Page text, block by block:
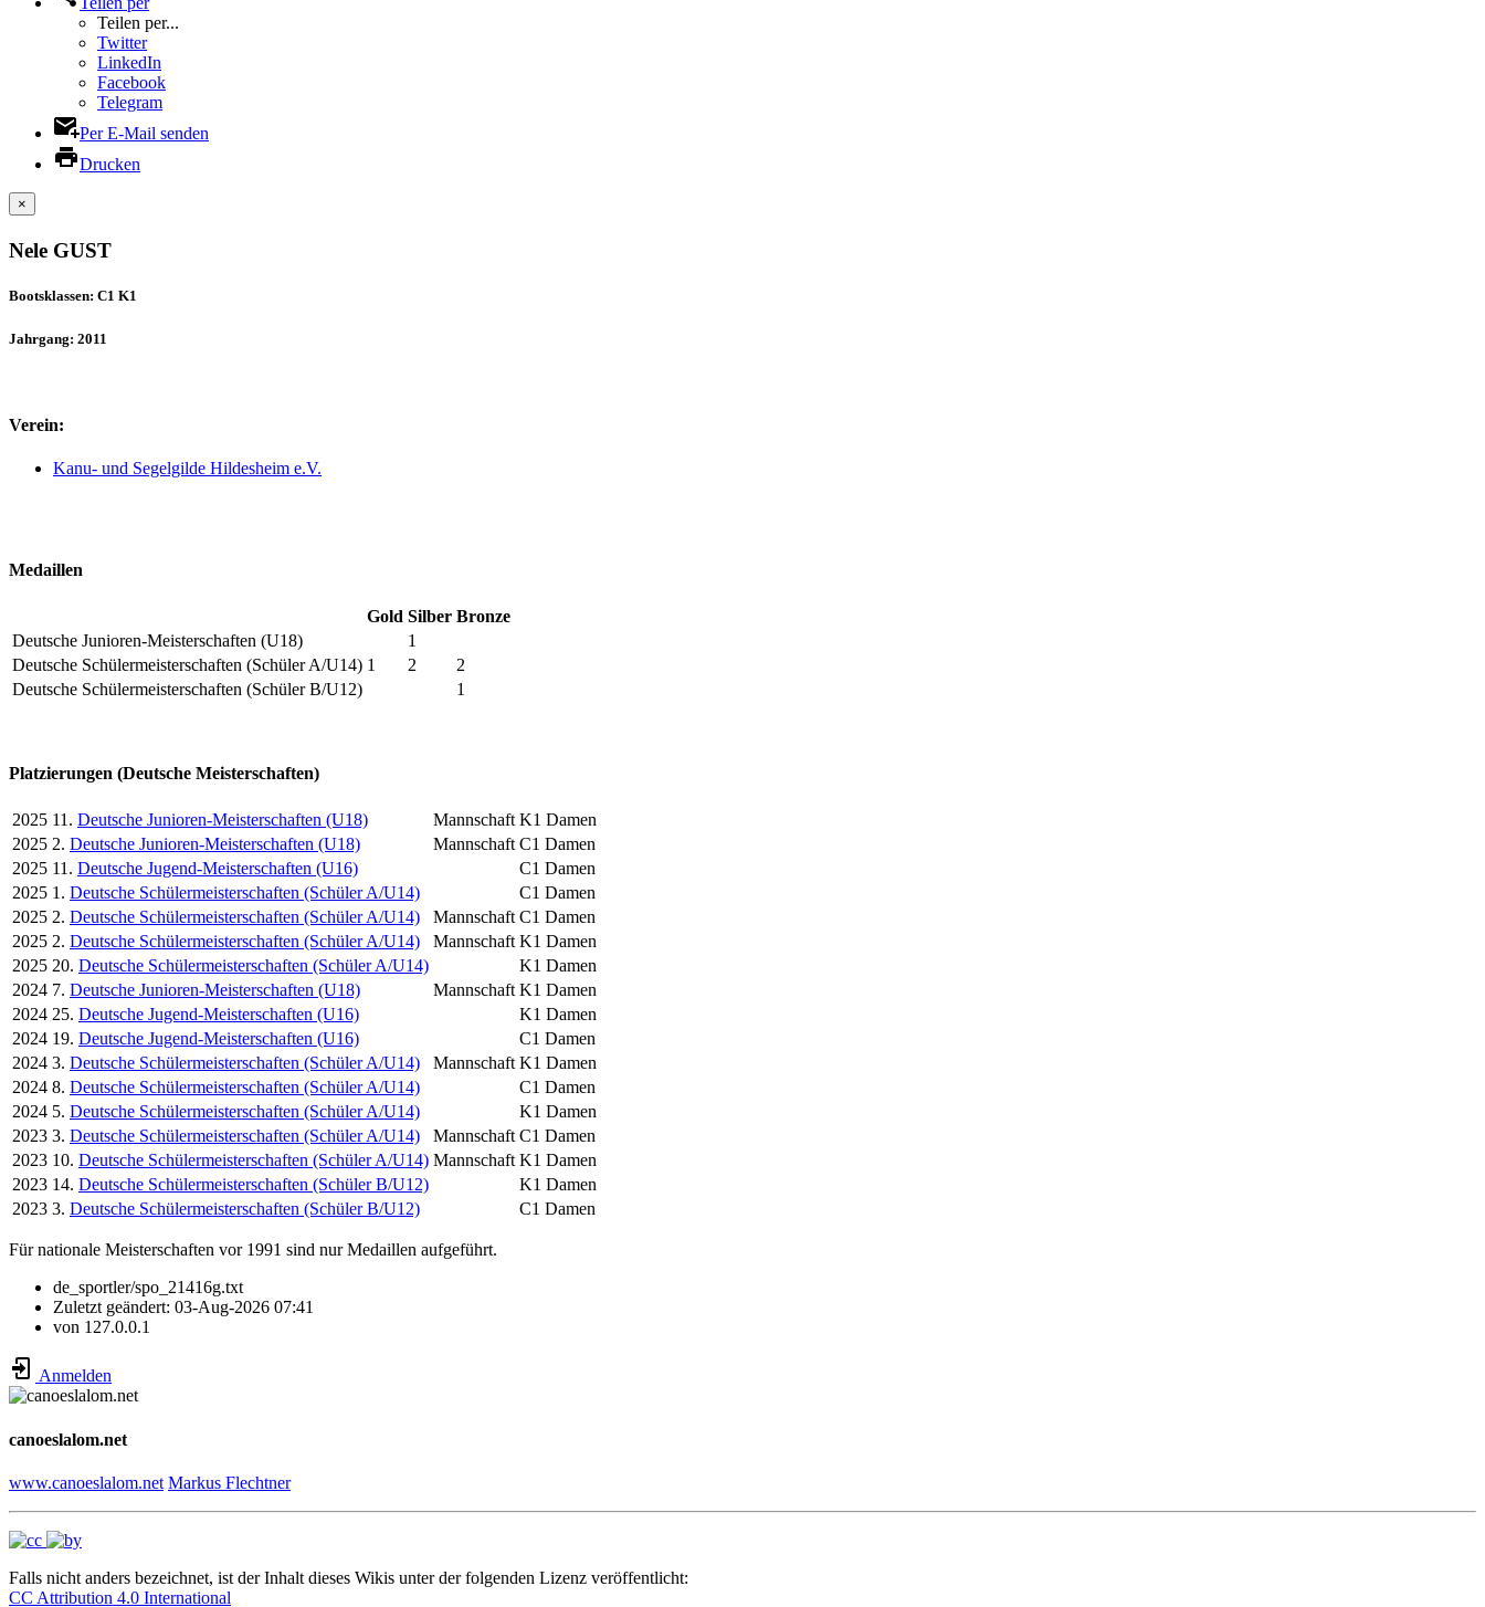
Teilen per...
Twitter
LinkedIn
Facebook
Telegram
Per E-Mail senden
Drucken
×
Nele GUST
Bootsklassen: C1 K1
Jahrgang: 2011
Verein:
Kanu- und Segelgilde Hildesheim e.V.
Medaillen
Gold Silber Bronze
Deutsche Junioren-Meisterschaften (U18)
1
Deutsche Schülermeisterschaften (Schüler A/U14) 1 2
2
Deutsche Schülermeisterschaften (Schüler B/U12)
1
Platzierungen (Deutsche Meisterschaften)
2025 11. Deutsche Junioren-Meisterschaften (U18) Mannschaft K1 Damen
2025 2. Deutsche Junioren-Meisterschaften (U18) Mannschaft C1 Damen
2025 11. Deutsche Jugend-Meisterschaften (U16)
C1 Damen
2025 1. Deutsche Schülermeisterschaften (Schüler A/U14)
C1 Damen
2025 2. Deutsche Schülermeisterschaften (Schüler A/U14) Mannschaft C1 Damen
2025 2. Deutsche Schülermeisterschaften (Schüler A/U14) Mannschaft K1 Damen
2025 20. Deutsche Schülermeisterschaften (Schüler A/U14)
K1 Damen
2024 7. Deutsche Junioren-Meisterschaften (U18) Mannschaft K1 Damen
2024 25. Deutsche Jugend-Meisterschaften (U16)
K1 Damen
2024 19. Deutsche Jugend-Meisterschaften (U16)
C1 Damen
2024 3. Deutsche Schülermeisterschaften (Schüler A/U14) Mannschaft K1 Damen
2024 8. Deutsche Schülermeisterschaften (Schüler A/U14)
C1 Damen
2024 5. Deutsche Schülermeisterschaften (Schüler A/U14)
K1 Damen
2023 3. Deutsche Schülermeisterschaften (Schüler A/U14) Mannschaft C1 Damen
2023 10. Deutsche Schülermeisterschaften (Schüler A/U14) Mannschaft K1 Damen
2023 14. Deutsche Schülermeisterschaften (Schüler B/U12)
K1 Damen
2023 3. Deutsche Schülermeisterschaften (Schüler B/U12) C1 Damen
Für nationale Meisterschaften vor 1991 sind nur Medaillen aufgeführt.
de_sportler/spo_21416g.txt
Zuletzt geändert: 03-Aug-2026 07:41
von 127.0.0.1
Anmelden
canoeslalom.net
www.canoeslalom.net Markus Flechtner
Falls nicht anders bezeichnet, ist der Inhalt dieses Wikis unter der folgenden Lizenz veröffentlicht:
CC Attribution 4.0 International